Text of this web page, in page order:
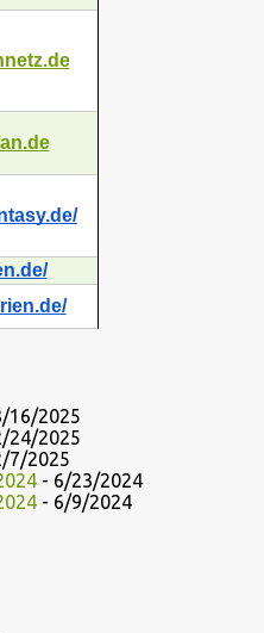
16/2025
24/2025
7/2025
- 6/23/2024
- 6/9/2024